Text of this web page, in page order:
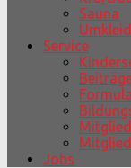
Sauna
Service
Jobs